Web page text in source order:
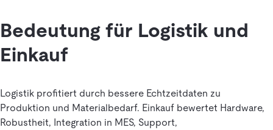
Bedeutung für Logistik und
Einkauf
Logistik profitiert durch bessere Echtzeitdaten zu
Produktion und Materialbedarf. Einkauf bewertet Hardware,
Robustheit, Integration in MES, Support,